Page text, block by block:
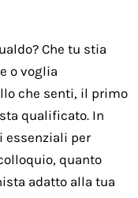
Che tu stia
o voglia
che senti, il primo
qualificato. In
essenziali per
quanto
adatto alla tua